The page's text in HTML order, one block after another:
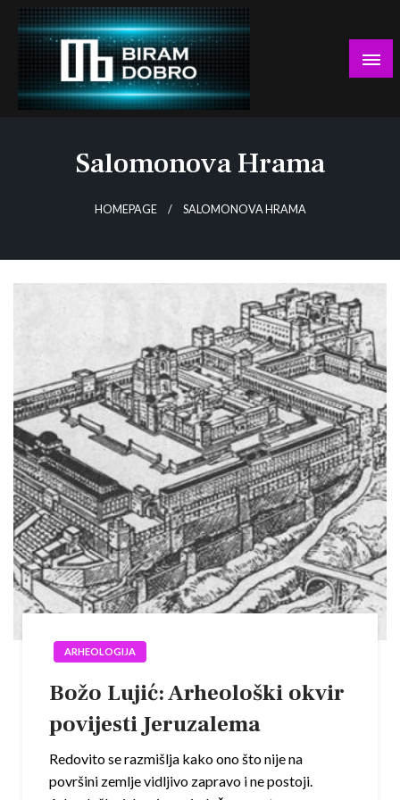
Skip
content
Salomonova Hrama
HOMEPAGE SALOMONOVA HRAMA
ARHEOLOGIJA
Božo Lujić: Arheološki okvir
povijesti Jeruzalema
Redovito se razmišlja kako ono što nije na
površini zemlje vidljivo zapravo i ne postoji.